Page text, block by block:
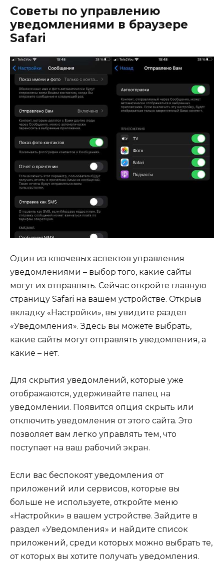
Советы по управлению
уведомлениями в браузере
Safari
Один из ключевых аспектов управления
уведомлениями – выбор того, какие сайты
могут их отправлять. Сейчас откройте главную
страницу Safari на вашем устройстве. Открыв
вкладку «Настройки», вы увидите раздел
«Уведомления». Здесь вы можете выбрать,
какие сайты могут отправлять уведомления, а
какие – нет.
Для скрытия уведомлений, которые уже
отображаются, удерживайте палец на
уведомлении. Появится опция скрыть или
отключить уведомления от этого сайта. Это
позволяет вам легко управлять тем, что
поступает на ваш рабочий экран.
Если вас беспокоят уведомления от
приложений или сервисов, которые вы
больше не используете, откройте меню
«Настройки» в вашем устройстве. Зайдите в
раздел «Уведомления» и найдите список
приложений, среди которых можно выбрать те,
от которых вы хотите получать уведомления.